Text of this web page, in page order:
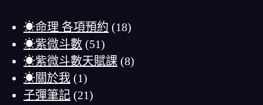
☀命理 各項預約 (18)
☀紫微斗數 (51)
☀紫微斗數天賦課 (8)
☀關於我 (1)
子彈筆記 (21)